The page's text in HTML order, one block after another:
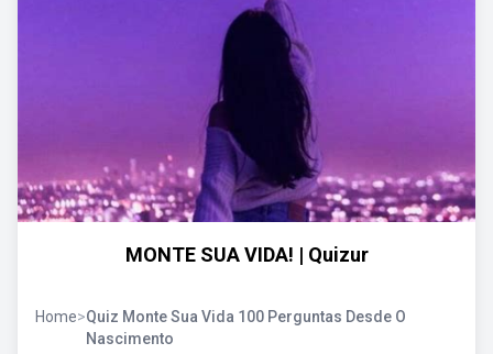
MONTE SUA VIDA! | Quizur
Home>Quiz Monte Sua Vida 100 Perguntas Desde O
Nascimento